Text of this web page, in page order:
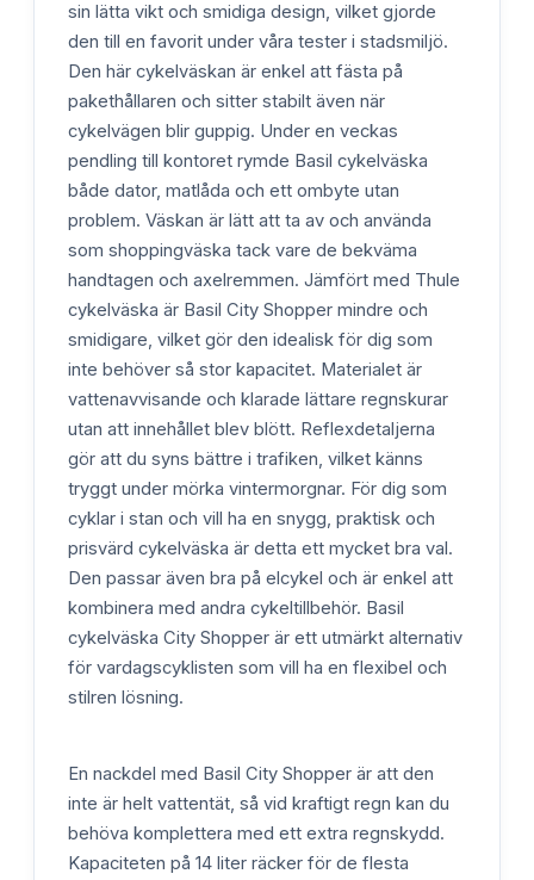
sin lätta vikt och smidiga design, vilket gjorde
den till en favorit under våra tester i stadsmiljö.
Den här cykelväskan är enkel att fästa på
pakethållaren och sitter stabilt även när
cykelvägen blir guppig. Under en veckas
pendling till kontoret rymde Basil cykelväska
både dator, matlåda och ett ombyte utan
problem. Väskan är lätt att ta av och använda
som shoppingväska tack vare de bekväma
handtagen och axelremmen. Jämfört med Thule
cykelväska är Basil City Shopper mindre och
smidigare, vilket gör den idealisk för dig som
inte behöver så stor kapacitet. Materialet är
vattenavvisande och klarade lättare regnskurar
utan att innehållet blev blött. Reflexdetaljerna
gör att du syns bättre i trafiken, vilket känns
tryggt under mörka vintermorgnar. För dig som
cyklar i stan och vill ha en snygg, praktisk och
prisvärd cykelväska är detta ett mycket bra val.
Den passar även bra på elcykel och är enkel att
kombinera med andra cykeltillbehör. Basil
cykelväska City Shopper är ett utmärkt alternativ
för vardagscyklisten som vill ha en flexibel och
stilren lösning.
En nackdel med Basil City Shopper är att den
inte är helt vattentät, så vid kraftigt regn kan du
behöva komplettera med ett extra regnskydd.
Kapaciteten på 14 liter räcker för de flesta